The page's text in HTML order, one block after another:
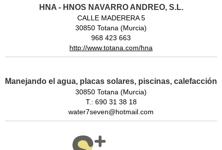
HNA - HNOS NAVARRO ANDREO, S.L.
CALLE MADERERA 5
30850 Totana (Murcia)
968 423 663
http://www.totana.com/hna
Manejando el agua, placas solares, piscinas, calefacción
30850 Totana (Murcia)
T.: 690 31 38 18
water7seven@hotmail.com